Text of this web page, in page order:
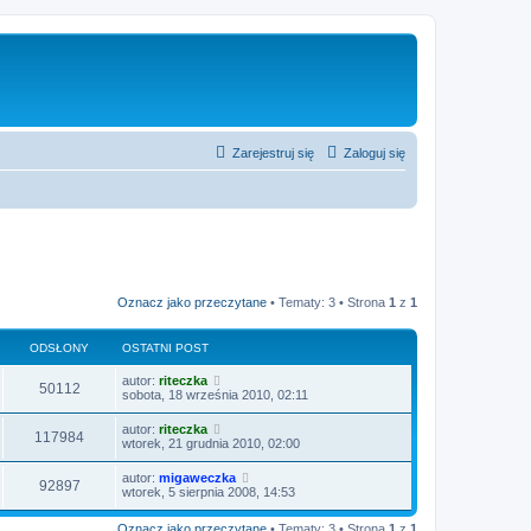
Zaloguj się
Zarejestruj się
Oznacz jako przeczytane • Tematy: 3 • Strona 1 z 1
ODSŁONY OSTATNI POST
50112O
d
ł
o
O
s
t
n
i
p
o
s
t
autor: riteczka
sobota, 18 września 2010, 02:11
117984O
d
O
s
t
n
i
p
autor: riteczka
wtorek, 21 grudnia 2010, 02:00
92897O
d
O
s
a
autor: migaweczka
wtorek, 5 sierpnia 2008, 14:53